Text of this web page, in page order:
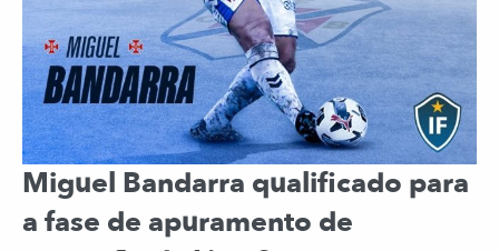
Miguel Bandarra qualificado para
a fase de apuramento de